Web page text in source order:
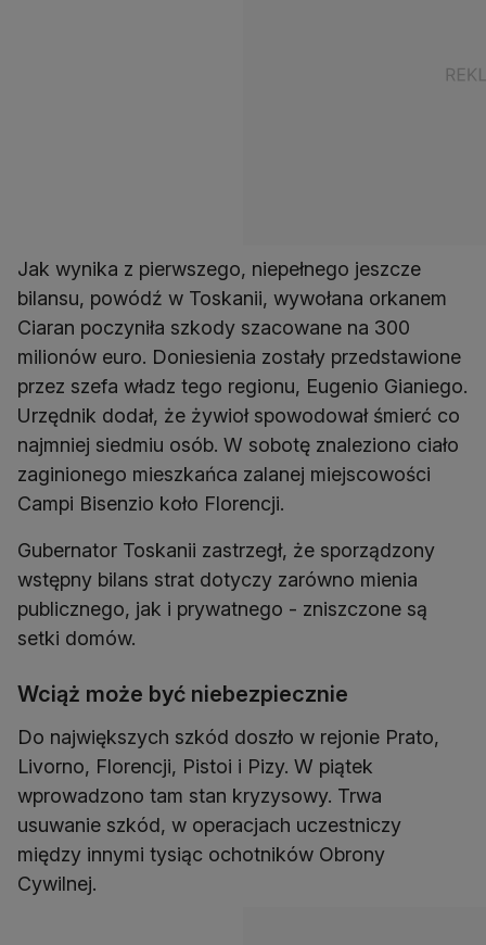
Jak wynika z pierwszego, niepełnego jeszcze
bilansu, powódź w Toskanii, wywołana orkanem
Ciaran poczyniła szkody szacowane na 300
milionów euro. Doniesienia zostały przedstawione
przez szefa władz tego regionu, Eugenio Gianiego.
Urzędnik dodał, że żywioł spowodował śmierć co
najmniej siedmiu osób. W sobotę znaleziono ciało
zaginionego mieszkańca zalanej miejscowości
Campi Bisenzio koło Florencji.
Gubernator Toskanii zastrzegł, że sporządzony
wstępny bilans strat dotyczy zarówno mienia
publicznego, jak i prywatnego - zniszczone są
setki domów.
Wciąż może być niebezpiecznie
Do największych szkód doszło w rejonie Prato,
Livorno, Florencji, Pistoi i Pizy. W piątek
wprowadzono tam stan kryzysowy. Trwa
usuwanie szkód, w operacjach uczestniczy
między innymi tysiąc ochotników Obrony
Cywilnej.